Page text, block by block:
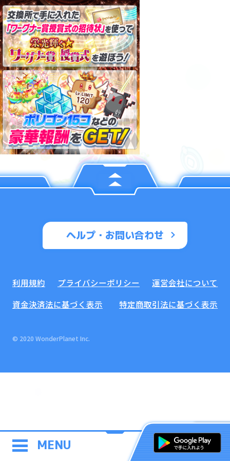
MENU
ヘルプ・お問い合わせ
利用規約 プライバシーポリシー
運営会社について
資金決済法に基づく表示
特定商取引法に基づく表示
© 2020 WonderPlanet Inc.